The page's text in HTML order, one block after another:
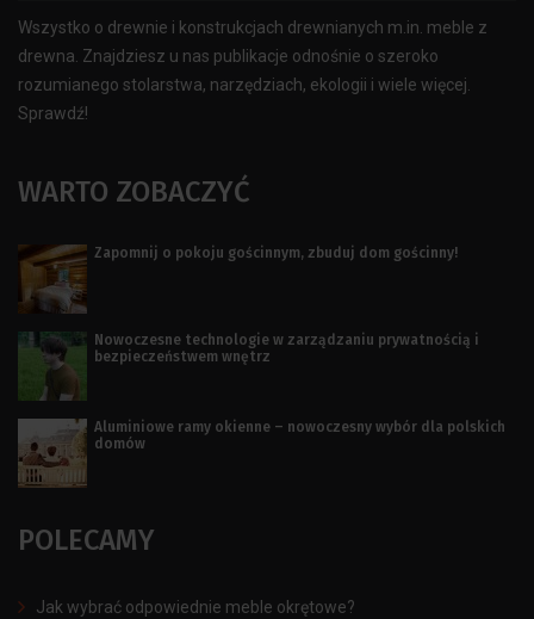
Wszystko o drewnie i konstrukcjach drewnianych m.in. meble z
drewna. Znajdziesz u nas publikacje odnośnie o szeroko
rozumianego stolarstwa, narzędziach, ekologii i wiele więcej.
Sprawdź!
WARTO ZOBACZYĆ
Zapomnij o pokoju gościnnym, zbuduj dom gościnny!
Nowoczesne technologie w zarządzaniu prywatnością i
bezpieczeństwem wnętrz
Aluminiowe ramy okienne – nowoczesny wybór dla polskich
domów
POLECAMY
Jak wybrać odpowiednie meble okrętowe?